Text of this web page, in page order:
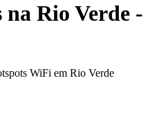
na Rio Verde -
WiFi em Rio Verde